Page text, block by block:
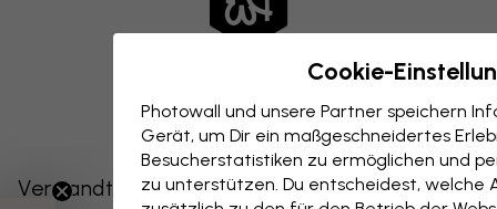
Verwandte Kategorien
Cookie-
Photowall und unsere Partner speichern
Gerät, um Dir ein maßgeschneidertes
Besucherstatistiken zu ermöglichen und
zu unterstützen. Du entscheidest, welche